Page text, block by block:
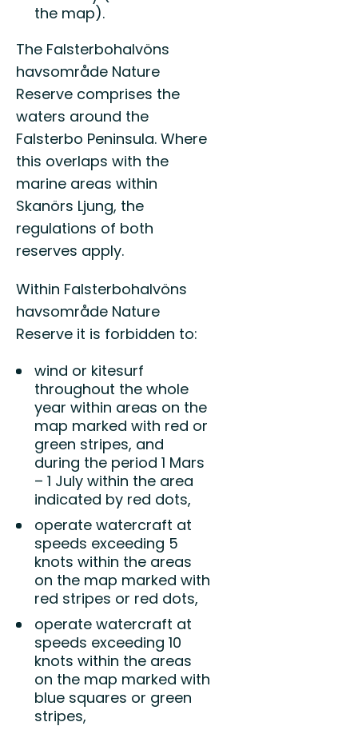
the map).
The Falsterbohalvöns
havsområde Nature
Reserve comprises the
waters around the
Falsterbo Peninsula. Where
this overlaps with the
marine areas within
Skanörs Ljung, the
regulations of both
reserves apply.
Within Falsterbohalvöns
havsområde Nature
Reserve it is forbidden to:
wind or kitesurf
throughout the whole
year within areas on the
map marked with red or
green stripes, and
during the period 1 Mars
– 1 July within the area
indicated by red dots,
operate watercraft at
speeds exceeding 5
knots within the areas
on the map marked with
red stripes or red dots,
operate watercraft at
speeds exceeding 10
knots within the areas
on the map marked with
blue squares or green
stripes,